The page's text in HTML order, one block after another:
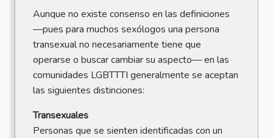
Aunque no existe consenso en las definiciones
—pues para muchos sexólogos una persona
transexual no necesariamente tiene que
operarse o buscar cambiar su aspecto— en las
comunidades LGBTTTI generalmente se aceptan
las siguientes distinciones:
Transexuales
Personas que se sienten identificadas con un